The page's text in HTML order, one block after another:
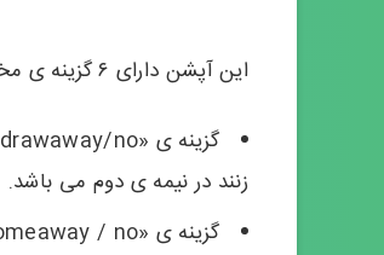
این آپشن دارای ۶ گزینه ی مختلف می باشد که در زیر آنها را شرح خواهیم داد:
زنند در نیمه ی دوم می باشد.